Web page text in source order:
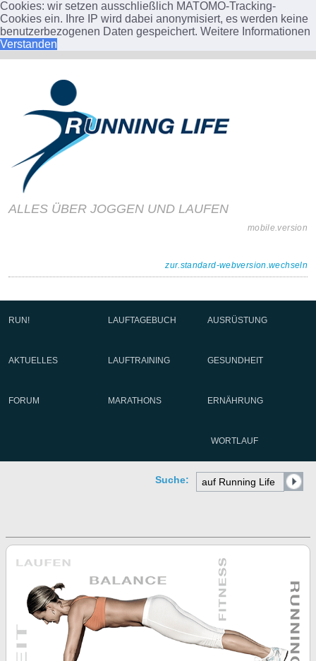
Cookies: wir setzen ausschließlich MATOMO-Tracking-
Cookies ein. Ihre IP wird dabei anonymisiert, es werden keine
benutzerbezogenen Daten gespeichert. Weitere Informationen
Verstanden
ALLES ÜBER JOGGEN UND LAUFEN
mobile.version
zur.standard-webversion.wechseln
RUN! LAUFTAGEBUCH AUSRÜSTUNG
AKTUELLES LAUFTRAINING GESUNDHEIT
FORUM MARATHONS ERNÄHRUNG
WORTLAUF
Suche: